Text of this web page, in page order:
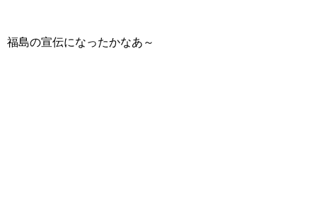
福島の宣伝になったかなあ～